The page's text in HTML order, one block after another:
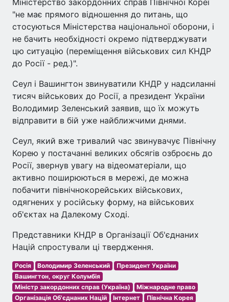
Міністерство закордонних справ Північної Кореї
"не має прямого відношення до питань, що
стосуються Міністерства національної оборони, і
не бачить необхідності окремо підтверджувати
цю ситуацію (переміщення військових сил КНДР
до Росії - ред.)".
Сеул і Вашингтон звинуватили КНДР у надсиланні
тисяч військових до Росії, а президент України
Володимир Зеленський заявив, що їх можуть
відправити в бій уже найближчими днями.
Сеул, який вже тривалий час звинувачує Північну
Корею у постачанні великих обсягів озброєнь до
Росії, звернув увагу на відеоматеріали, що
активно поширюються в мережі, де можна
побачити північнокорейських військових,
одягнених у російську форму, на військових
об'єктах на Далекому Сході.
Представники КНДР в Організації Об'єднаних
Націй спростували ці твердження.
Росія Володимир Зеленський
Президент України
Вашингтон, округ Колумбія
Міністр закордонних справ (Україна)
Міжнародне право
Організація Об'єднаних Націй
Інтернет
Північна Корея